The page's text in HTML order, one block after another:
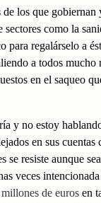
los que
como la
para regalárselo a
a todos
en el saqueo
y no estoy
en sus cuentas
resiste aunque
veces
de euros en